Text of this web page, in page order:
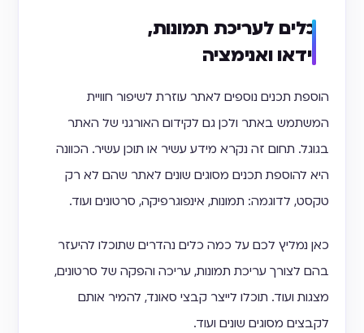
כלים לעריכת תמונות,
וידאו ואנימציה
הוספת תכנים נוספים לאתר עוזרת לשיפור חוויית
המשתמש באתר ולכן גם לקידום האורגני של האתר
בגוגל. תחום זה נקרא מידע עשיר או תוכן עשיר. הכוונה
היא להוספת תכנים מסוגים שונים לאתר שהם לא רק
טקסט, לדוגמה: תמונות, אינפוגרפיקה, סרטונים ועוד.
כאן נמליץ לכם על כמה כלים נהדרים שתוכלו להיעזר
בהם לצורך עריכת תמונות, עריכה והפקה של סרטונים,
מצגות ועוד. תוכלו לייצר קבצי סאונד, להמיר אותם
לקבצים מסוגים שונים ועוד.